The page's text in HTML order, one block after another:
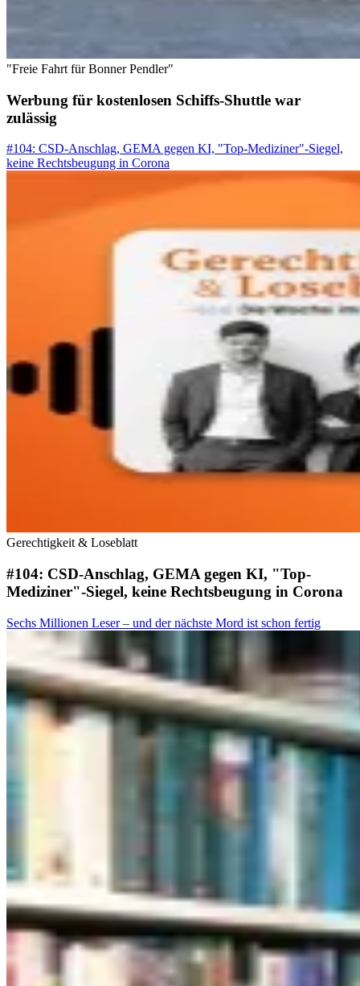
"Freie Fahrt für Bonner Pendler"
Werbung für kostenlosen Schiffs-Shuttle war
zulässig
#104: CSD-Anschlag, GEMA gegen KI, "Top-Mediziner"-Siegel,
keine Rechtsbeugung in Corona
Gerechtigkeit & Loseblatt
#104: CSD-Anschlag, GEMA gegen KI, "Top-
Mediziner"-Siegel, keine Rechtsbeugung in Corona
Sechs Millionen Leser – und der nächste Mord ist schon fertig